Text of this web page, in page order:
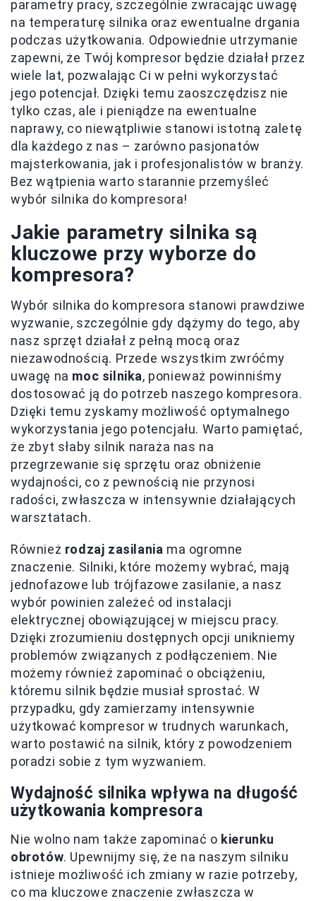
parametry pracy, szczególnie zwracając uwagę
na temperaturę silnika oraz ewentualne drgania
podczas użytkowania. Odpowiednie utrzymanie
zapewni, że Twój kompresor będzie działał przez
wiele lat, pozwalając Ci w pełni wykorzystać
jego potencjał. Dzięki temu zaoszczędzisz nie
tylko czas, ale i pieniądze na ewentualne
naprawy, co niewątpliwie stanowi istotną zaletę
dla każdego z nas – zarówno pasjonatów
majsterkowania, jak i profesjonalistów w branży.
Bez wątpienia warto starannie przemyśleć
wybór silnika do kompresora!
Jakie parametry silnika są
kluczowe przy wyborze do
kompresora?
Wybór silnika do kompresora stanowi prawdziwe
wyzwanie, szczególnie gdy dążymy do tego, aby
nasz sprzęt działał z pełną mocą oraz
niezawodnością. Przede wszystkim zwróćmy
uwagę na moc silnika, ponieważ powinniśmy
dostosować ją do potrzeb naszego kompresora.
Dzięki temu zyskamy możliwość optymalnego
wykorzystania jego potencjału. Warto pamiętać,
że zbyt słaby silnik naraża nas na
przegrzewanie się sprzętu oraz obniżenie
wydajności, co z pewnością nie przynosi
radości, zwłaszcza w intensywnie działających
warsztatach.
Również rodzaj zasilania ma ogromne
znaczenie. Silniki, które możemy wybrać, mają
jednofazowe lub trójfazowe zasilanie, a nasz
wybór powinien zależeć od instalacji
elektrycznej obowiązującej w miejscu pracy.
Dzięki zrozumieniu dostępnych opcji unikniemy
problemów związanych z podłączeniem. Nie
możemy również zapominać o obciążeniu,
któremu silnik będzie musiał sprostać. W
przypadku, gdy zamierzamy intensywnie
użytkować kompresor w trudnych warunkach,
warto postawić na silnik, który z powodzeniem
poradzi sobie z tym wyzwaniem.
Wydajność silnika wpływa na długość
użytkowania kompresora
Nie wolno nam także zapominać o kierunku
obrotów. Upewnijmy się, że na naszym silniku
istnieje możliwość ich zmiany w razie potrzeby,
co ma kluczowe znaczenie zwłaszcza w